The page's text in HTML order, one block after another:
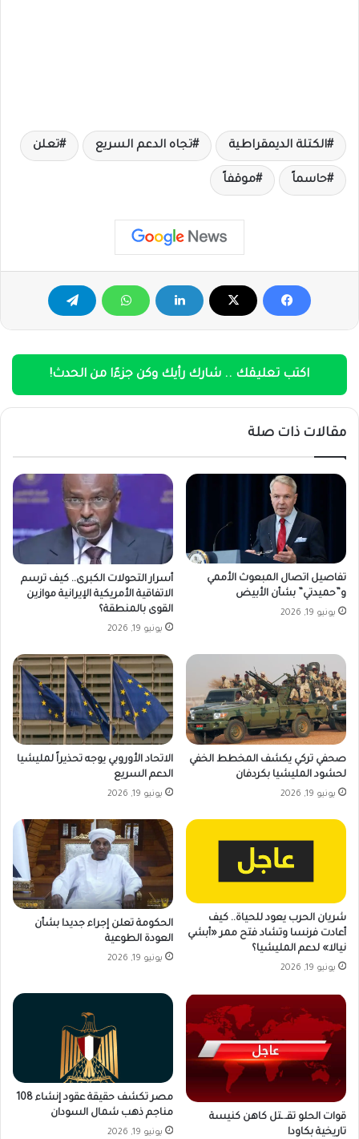
الكتلة الديمقراطية تجاه الدعم السريع تعلن
حاسماً موقفاً
اكتب تعليقك .. شارك رأيك وكن جزءًا من الحدث!
مقالات ذات صلة
تفاصيل اتصال المبعوث الأممي
و”حميدتي” بشأن الأبيض
يونيو 19, 2026
أسرار التحولات الكبرى.. كيف ترسم
الاتفاقية الأمريكية الإيرانية موازين
القوى بالمنطقة؟
يونيو 19, 2026
صحفي تركي يكشف المخطط الخفي
لحشود المليشيا بكردفان
يونيو 19, 2026
الاتحاد الأوروبي يوجه تحذيراً لمليشيا
الدعم السريع
يونيو 19, 2026
شريان الحرب يعود للحياة.. كيف
أعادت فرنسا وتشاد فتح ممر «أبشي
نيالا» لدعم المليشيا؟
يونيو 19, 2026
الحكومة تعلن إجراء جديدا بشأن
العودة الطوعية
يونيو 19, 2026
قوات الحلو تقـ.ـتل كاهن كنيسة
تاريخية بكاودا
مصر تكشف حقيقة عقود إنشاء 108
مناجم ذهب شمال السودان
يونيو 19, 2026